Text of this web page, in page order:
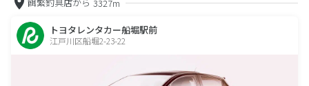
3327m
トヨタレンタカー船堀駅前
江戸川区船堀2-23-22